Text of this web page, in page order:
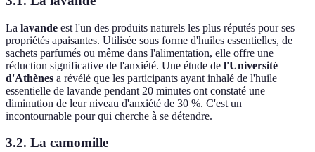
La lavande est l'un des produits naturels les plus réputés pour ses
propriétés apaisantes. Utilisée sous forme d'huiles essentielles, de
sachets parfumés ou même dans l'alimentation, elle offre une
réduction significative de l'anxiété. Une étude de l'Université
d'Athènes a révélé que les participants ayant inhalé de l'huile
essentielle de lavande pendant 20 minutes ont constaté une
diminution de leur niveau d'anxiété de 30 %. C'est un
incontournable pour qui cherche à se détendre.
3.2. La camomille